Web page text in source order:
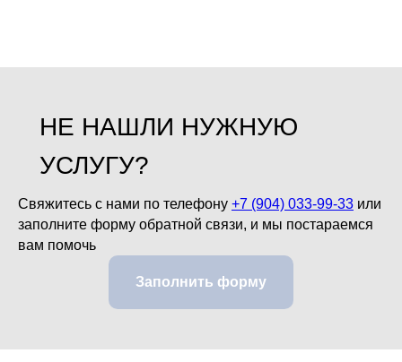
НЕ НАШЛИ НУЖНУЮ
УСЛУГУ?
Свяжитесь с нами по телефону +7 (904) 033-99-33 или
заполните форму обратной связи, и мы постараемся
вам помочь
Заполнить форму